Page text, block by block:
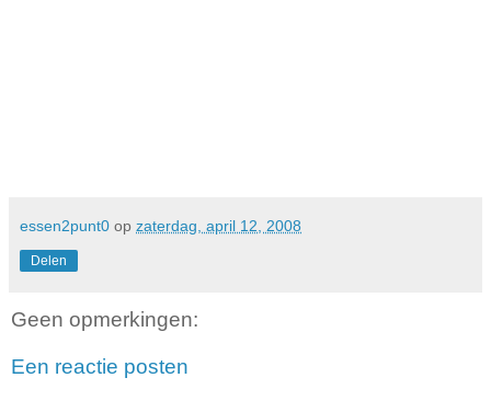
essen2punt0 op zaterdag, april 12, 2008
Delen
Geen opmerkingen:
Een reactie posten